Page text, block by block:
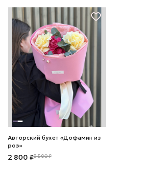
Авторский букет «Дофамин из
роз»
2 800 ₽3 500 ₽